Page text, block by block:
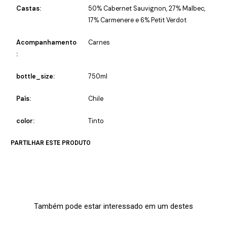
Castas:
50% Cabernet Sauvignon, 27% Malbec,
17% Carmenere e 6% Petit Verdot
Acompanhamento
:
Carnes
bottle_size: 750ml
País: Chile
color: Tinto
PARTILHAR ESTE PRODUTO
Também pode estar interessado em um destes